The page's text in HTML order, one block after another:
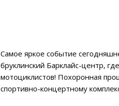
Самое яркое событие
бруклинский Барклайс-центр,
мотоциклистов! Похоронная
спортивно-концертному